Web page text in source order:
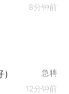
8分钟前
急聘
12分钟前